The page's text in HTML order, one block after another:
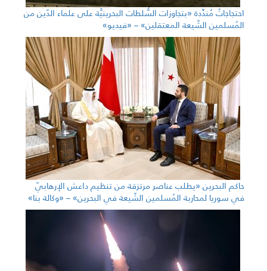
احتجاجاتٌ مُندِّدة «بتجاوزات السُّلطات البحرينيَّة على علماء الدّين من
المُسلمين الشّيعة المعتقلين» – «فيديو»
حاكم البحرين «يطلب عناصر مرتزقة من تنظيم داعش الإرهابيّ
في سوريا لمحاربة المُسلمين الشّيعة في البحرين» – «وكالة بنا»